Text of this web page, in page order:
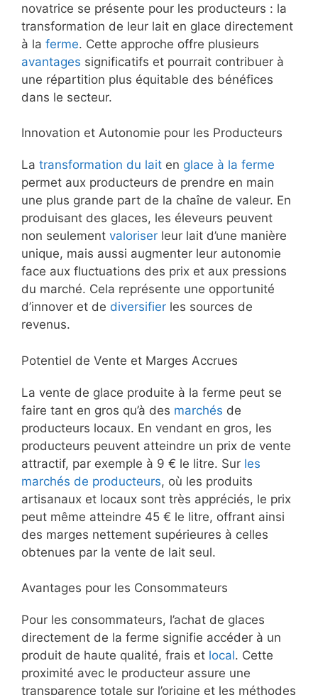
novatrice se présente pour les producteurs : la
transformation de leur lait en glace directement
à la ferme. Cette approche offre plusieurs
avantages significatifs et pourrait contribuer à
une répartition plus équitable des bénéfices
dans le secteur.
Innovation et Autonomie pour les Producteurs
La transformation du lait en glace à la ferme
permet aux producteurs de prendre en main
une plus grande part de la chaîne de valeur. En
produisant des glaces, les éleveurs peuvent
non seulement valoriser leur lait d’une manière
unique, mais aussi augmenter leur autonomie
face aux fluctuations des prix et aux pressions
du marché. Cela représente une opportunité
d’innover et de diversifier les sources de
revenus.
Potentiel de Vente et Marges Accrues
La vente de glace produite à la ferme peut se
faire tant en gros qu’à des marchés de
producteurs locaux. En vendant en gros, les
producteurs peuvent atteindre un prix de vente
attractif, par exemple à 9 € le litre. Sur les
marchés de producteurs, où les produits
artisanaux et locaux sont très appréciés, le prix
peut même atteindre 45 € le litre, offrant ainsi
des marges nettement supérieures à celles
obtenues par la vente de lait seul.
Avantages pour les Consommateurs
Pour les consommateurs, l’achat de glaces
directement de la ferme signifie accéder à un
produit de haute qualité, frais et local. Cette
proximité avec le producteur assure une
transparence totale sur l’origine et les méthodes